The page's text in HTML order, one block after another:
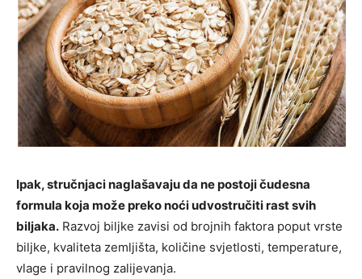
Ipak, stručnjaci naglašavaju da ne postoji čudesna
formula koja može preko noći udvostručiti rast svih
biljaka. Razvoj biljke zavisi od brojnih faktora poput vrste
biljke, kvaliteta zemljišta, količine svjetlosti, temperature,
vlage i pravilnog zalijevanja.